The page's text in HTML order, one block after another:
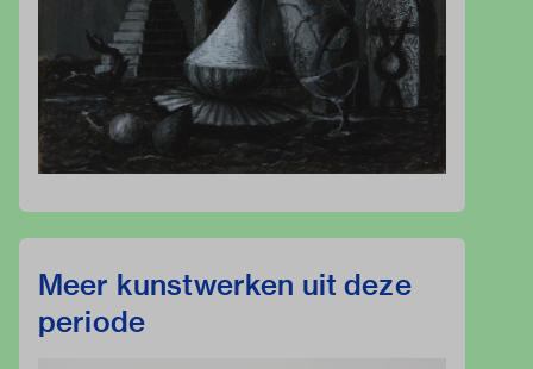
Meer kunstwerken uit deze
periode